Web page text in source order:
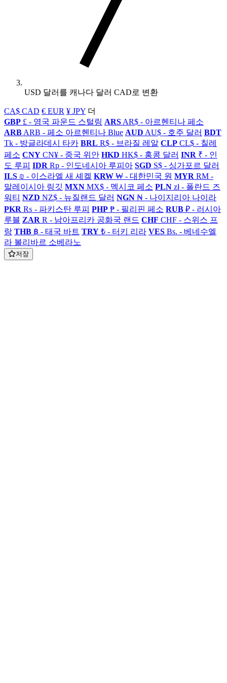
USD 달러를 캐나다 달러 CAD로 변환
CA$ CAD € EUR ¥ JPY 더
GBP £ - 영국 파운드 스털링 ARS AR$ - 아르헨티나 페소
ARB ARB - 페소 아르헨티나 Blue AUD AU$ - 호주 달러 BDT
Tk - 방글라데시 타카 BRL R$ - 브라질 레알 CLP CL$ - 칠레
페소 CNY CN¥ - 중국 위안 HKD HK$ - 홍콩 달러 INR ₹ - 인
도 루피 IDR Rp - 인도네시아 루피아 SGD S$ - 싱가포르 달러
ILS ₪ - 이스라엘 새 셰켈 KRW ₩ - 대한민국 원 MYR RM -
말레이시아 링깃 MXN MX$ - 멕시코 페소 PLN zł - 폴란드 즈
워티 NZD NZ$ - 뉴질랜드 달러 NGN ₦ - 나이지리아 나이라
PKR ₨ - 파키스탄 루피 PHP ₱ - 필리핀 페소 RUB ₽ - 러시아
루블 ZAR R - 남아프리카 공화국 랜드 CHF CHF - 스위스 프
랑 THB ฿ - 태국 바트 TRY ₺ - 터키 리라 VES Bs. - 베네수엘
라 볼리바르 소베라노
저장